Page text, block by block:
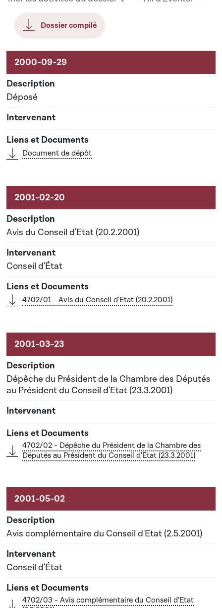
Dossier compilé
Aktivitéiten um Dossier
Déposé
Document de dépôt
Avis du Conseil d'Etat (20.2.2001)
Conseil d'État
4702/01 - Avis du Conseil d'Etat (20.2.2001)
Dépêche du Président de la Chambre des Députés
au Président du Conseil d'Etat (23.3.2001)
4702/02 - Dépêche du Président de la Chambre des
Députés au Président du Conseil d'Etat (23.3.2001)
Avis complémentaire du Conseil d'Etat (2.5.2001)
Conseil d'État
4702/03 - Avis complémentaire du Conseil d'Etat